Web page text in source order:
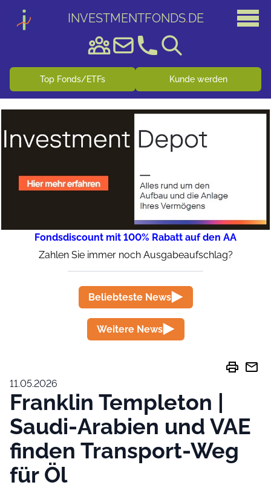
INVESTMENTFONDS.DE
Top Fonds/ETFs Kunde werden
Fondsdiscount mit 100% Rabatt auf den AA
Zahlen Sie immer noch Ausgabeaufschlag?
Beliebteste News
Weitere News
print mail
11.05.2026
Franklin Templeton |
Saudi-Arabien und VAE
finden Transport-Weg
für Öl